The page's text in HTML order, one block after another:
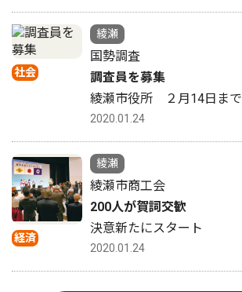
社会
綾瀬
国勢調査
調査員を募集
綾瀬市役所 ２月14日まで
2020.01.24
経済
綾瀬
綾瀬市商工会
200人が賀詞交歓
決意新たにスタート
2020.01.24